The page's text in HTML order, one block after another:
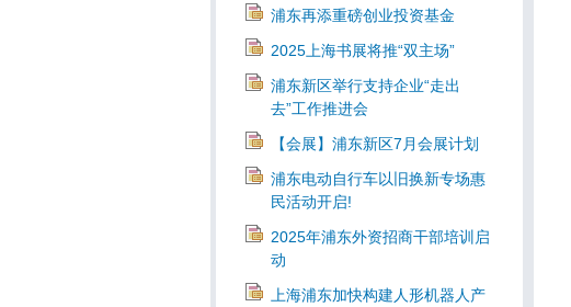
浦东再添重磅创业投资基金
2025上海书展将推“双主场”
浦东新区举行支持企业“走出
去”工作推进会
【会展】浦东新区7月会展计划
浦东电动自行车以旧换新专场惠
民活动开启!
2025年浦东外资招商干部培训启
动
上海浦东加快构建人形机器人产